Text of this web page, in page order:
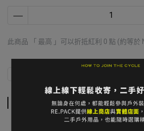
此商品 「 最高 」可以折抵紅利 0 點 (約等於
商品介紹